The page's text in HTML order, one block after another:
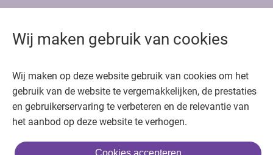
Wij maken gebruik van cookies
Wij maken op deze website gebruik van cookies om het
gebruik van de website te vergemakkelijken, de prestaties
en gebruikerservaring te verbeteren en de relevantie van
het aanbod op deze website te verhogen.
Bedankt voor het bezoeken van Oncologie.nu
Krijg gratis toegang in 30 seconden of log in om verder te gaan
Adverteren
Copyright © 2026. Uitgeverij Jaap. Alle rechten voorbehouden.